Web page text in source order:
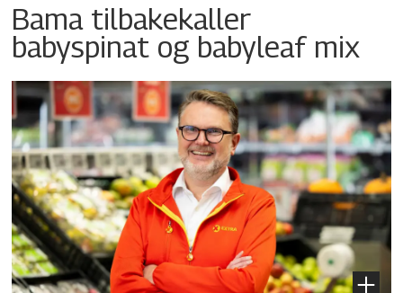
Bama tilbakekaller
babyspinat og babyleaf mix